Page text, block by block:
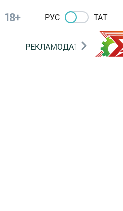
18+ РУС ТАТ
РЕКЛАМОДАТЕЛЯМ